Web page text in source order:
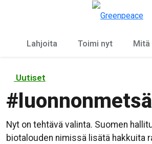
Lahjoita Toimi nyt Mitä
Uutiset
# luonnonmetsä
Nyt on tehtävä valinta. Suomen
biotalouden nimissä lisätä hakkuita